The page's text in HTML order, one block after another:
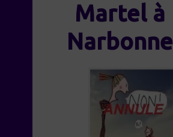
Martel à
Narbonne